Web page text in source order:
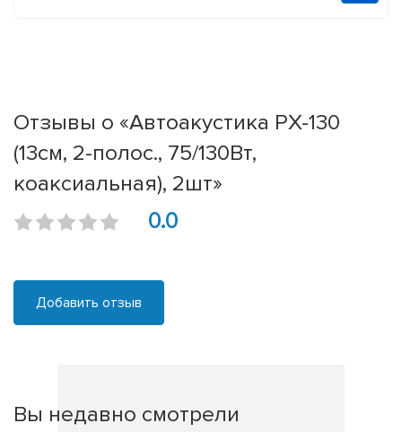
Отзывы о «Автоакустика PX-130
(13см, 2-полос., 75/130Вт,
коаксиальная), 2шт»
0.0
Добавить отзыв
Вы недавно смотрели